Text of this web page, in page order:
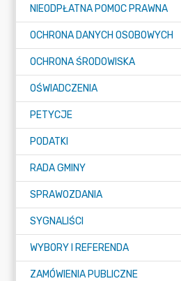
NIEODPŁATNA POMOC PRAWNA
OCHRONA DANYCH OSOBOWYCH
OCHRONA ŚRODOWISKA
OŚWIADCZENIA
PETYCJE
PODATKI
RADA GMINY
SPRAWOZDANIA
SYGNALIŚCI
WYBORY I REFERENDA
ZAMÓWIENIA PUBLICZNE